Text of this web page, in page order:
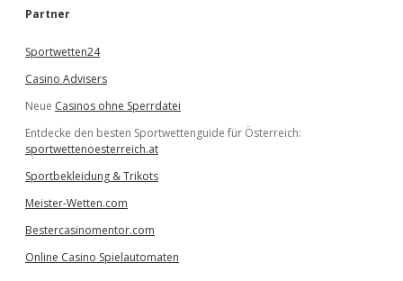
e
Partner
Sportwetten24
Casino Advisers
Neue Casinos ohne Sperrdatei
Entdecke den besten Sportwettenguide für Österreich:
sportwettenoesterreich.at
Sportbekleidung & Trikots
Meister-Wetten.com
Bestercasinomentor.com
Online Casino Spielautomaten